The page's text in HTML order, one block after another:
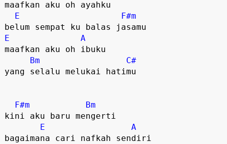
maafkan aku oh ayahku
E
F#m
E
A
maafkan aku oh ibuku
Bm
C#
yang selalu melukai hatimu
F#m
Bm
kini aku baru mengerti
E
A
bagaimana cari nafkah sendiri